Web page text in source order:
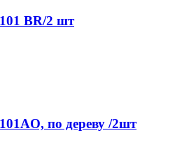
BR/2 шт
по дереву /2шт